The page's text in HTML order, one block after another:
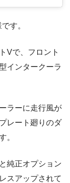
す。
Vで、フロント
インタークーラ
ラーに走行風が
レート廻りのダ
。
純正オプション
スアップされて